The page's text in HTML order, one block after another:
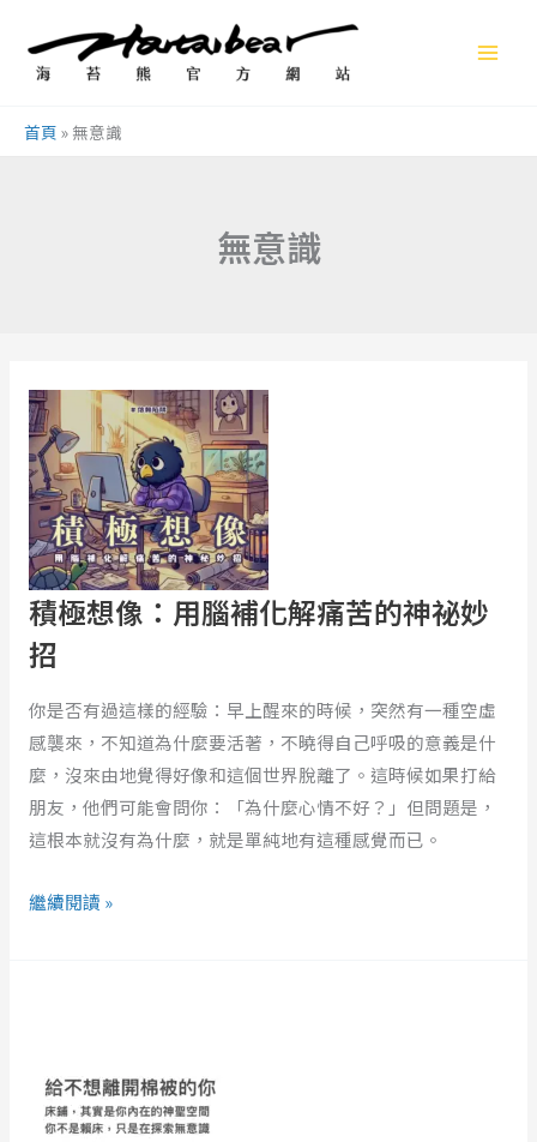
首頁 » 無意識
無意識
積極想像：用腦補化解痛苦的神祕妙
招
你是否有過這樣的經驗：早上醒來的時候，突然有一種空虛
感襲來，不知道為什麼要活著，不曉得自己呼吸的意義是什
麼，沒來由地覺得好像和這個世界脫離了。這時候如果打給
朋友，他們可能會問你：「為什麼心情不好？」但問題是，
這根本就沒有為什麼，就是單純地有這種感覺而已。
極
想
像：
用
腦
補
化
解
痛
苦
的
神
祕
妙
繼續閱讀 »